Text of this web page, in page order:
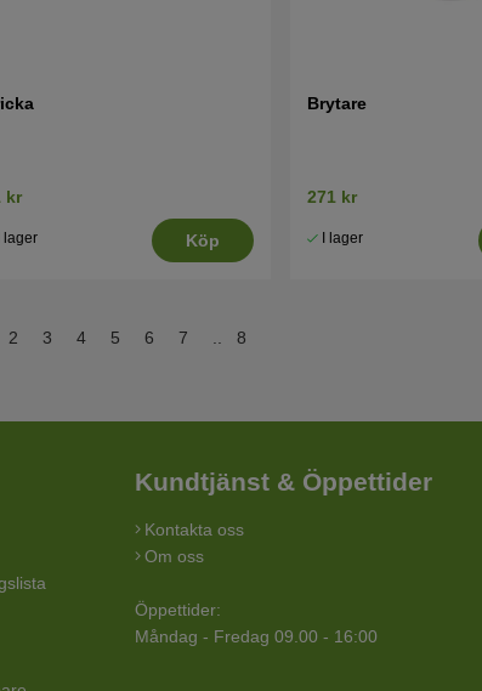
kr
I lager Köp
Brytare
271 kr
I lager
2 3 4 5 6 7 .. 8
Kundtjänst & Öppettider
Kontakta oss
Om oss
Öppettider:
Måndag - Fredag 09.00 - 16:00